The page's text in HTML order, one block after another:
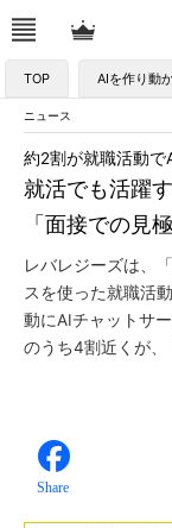
TOP AIを作り動
ニュース
就活でも活躍
「面接での
約2割が就職活動で
レバレジーズは、
スを使った就職活
動にAIチャットサ
のうち4割近くが、
Share